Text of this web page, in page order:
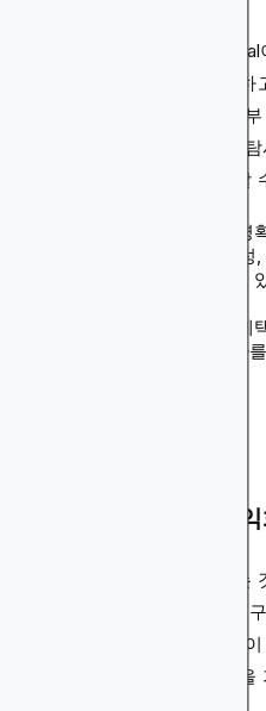
이 전략을 구현하려면
사용하여 기부 버튼을 설정
확하게 설명하며, 다양한 기
하세요. 독립 저널리스트는
위해 크라우드펀딩을 사용할
기부의 목적과 영향을 명
다양한 기부 옵션(일회
자금이 어떻게 사용되고
기부자를 위한 특별한
감사를 표현하고 후원자
10. 이메일 리스트 수
이메일 리스트를 수익화하는
텐츠 또는 제휴 홍보를 통해
창출하는 것을 의미합니다.
참여도가 높은 이메일 관객